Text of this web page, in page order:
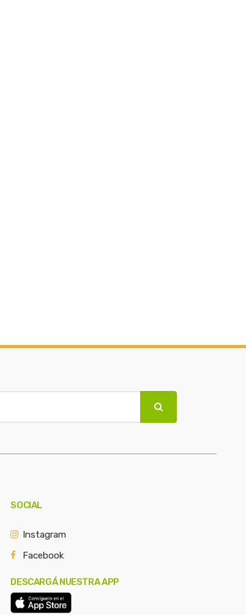
SOCIAL
Instagram
Facebook
DESCARGÁ NUESTRA APP